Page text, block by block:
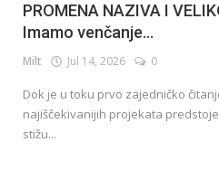
PROMENA NAZIVA I
Imamo venčanje...
Milt Jul 14, 2026 0
Dok je u toku prvo zajedničko
najiščekivanijih projekata
stižu...